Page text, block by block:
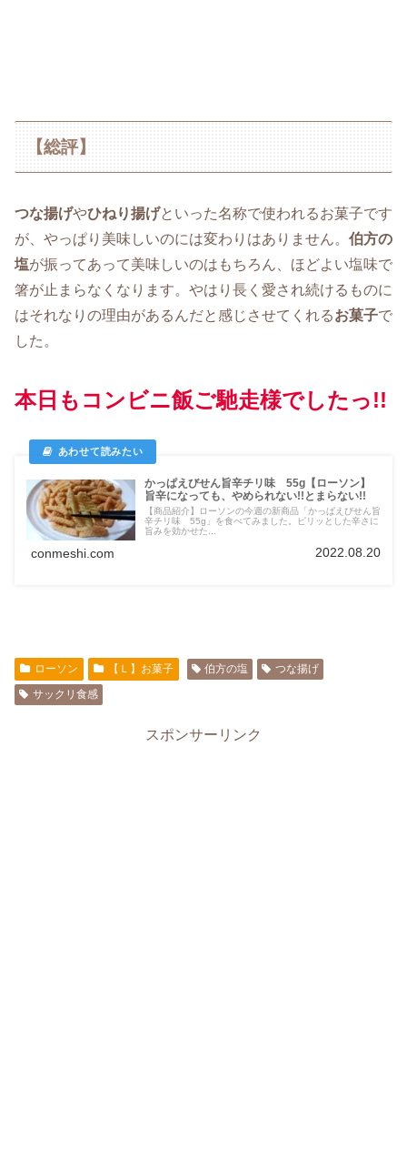
【総評】
つな揚げやひねり揚げといった名称で使われるお菓子です
が、やっぱり美味しいのには変わりはありません。 伯方の
塩が振ってあって美味しいのはもちろん、ほどよい塩味で
箸が止まらなくなります。やはり長く愛され続けるものに
はそれなりの理由があるんだと感じさせてくれるお菓子で
した。
本日もコンビニ飯ご馳走様でしたっ!!
かっぱえびせん旨辛チリ味 55g【ローソン】
旨辛になっても、やめられない!!とまらない!!
【商品紹介】ローソンの今週の新商品「かっぱえびせん旨
辛チリ味 55g」を食べてみました。ピリッとした辛さに
旨みを効かせた...
conmeshi.com 2022.08.20
ローソン 【Ｌ】お菓子 伯方の塩
つな揚げ
サックリ食感
スポンサーリンク